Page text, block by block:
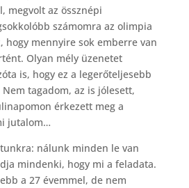
megvolt az össznépi
számomra az olimpia
hogy mennyire sok emberre van
Olyan mély üzenetet
is, hogy ez a legerőteljesebb
tagadom, az is jólesett,
érkezett meg a
jutalom…
nálunk minden le van
mindenki, hogy mi a feladata.
a 27 évemmel, de nem